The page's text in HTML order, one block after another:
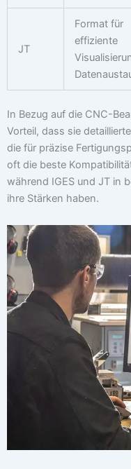
JT
Format für
effiziente
In Bezug auf die CNC-
Vorteil, dass sie
die für präzise
oft die beste
während IGES und JT in
ihre Stärken haben.